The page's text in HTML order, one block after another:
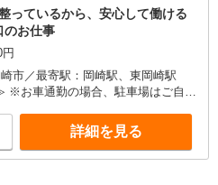
っているから、安心して働ける
お仕事
市／最寄駅：岡崎駅、東岡崎駅
お車通勤の場合、駐車場はご自身
詳細を見る